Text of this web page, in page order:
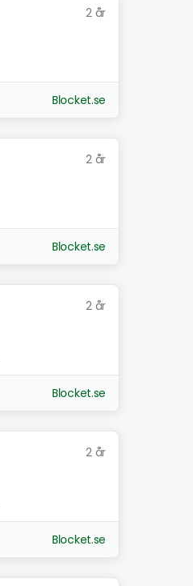
2 år
Blocket.se
2 år
Blocket.se
2 år
Blocket.se
2 år
Blocket.se